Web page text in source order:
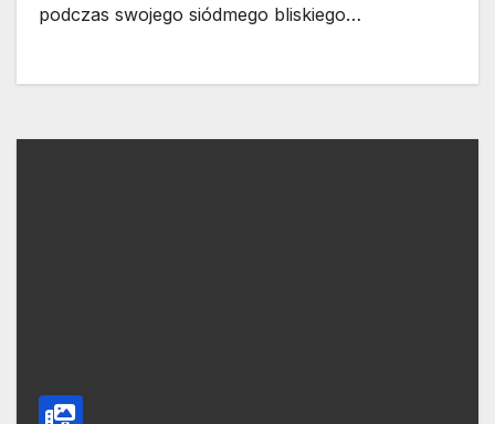
podczas swojego siódmego bliskiego…